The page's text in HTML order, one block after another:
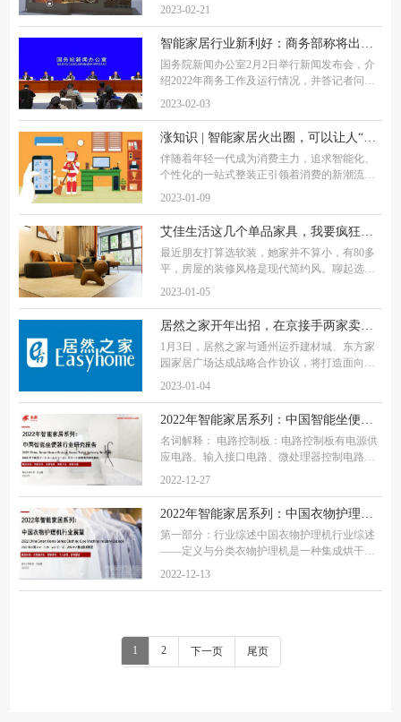
在进入寻常百姓家，成为了很多人日常生活的
2023-02-21
国务院新闻办公室2月2日举行新闻发布会，介
绍2022年商务工作及运行情况，并答记者问。
重点消费领域，推动出台一批新的政策。商务
部相
2023-02-03
伴随着年轻一代成为消费主力，追求智能化、
个性化的一站式整装正引领着消费的新潮流，
活带来了巨大的便利性。智能家电≠智能家居
2023-01-09
最近朋友打算选软装，她家并不算小，有80多
平，房屋的装修风格是现代简约风。聊起选哪
企，为用户提供极致性价比的服务。确实，很
2023-01-05
1月3日，居然之家与通州运乔建材城、东方家
园家居广场达成战略合作协议，将打造面向未
团董事长兼CEO汪林朋在现场介绍，居然之家
将以
2023-01-04
名词解释： 电路控制板：电路控制板有电源供
应电路、输入接口电路、微处理器控制电路、
系统中调整水流的方向、流量、速度的电磁阀
2022-12-27
第一部分：行业综述中国衣物护理机行业综述
——定义与分类衣物护理机是一种集成烘干、
2022-12-13
1 2 下一页 尾页